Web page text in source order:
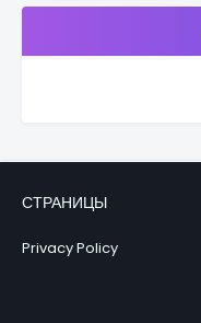
СТРАНИЦЫ
Privacy Policy